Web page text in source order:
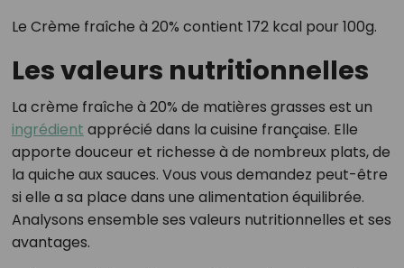
Le Crème fraîche à 20% contient 172 kcal pour 100g.
Les valeurs nutritionnelles
La crème fraîche à 20% de matières grasses est un
ingrédient apprécié dans la cuisine française. Elle
apporte douceur et richesse à de nombreux plats, de
la quiche aux sauces. Vous vous demandez peut-être
si elle a sa place dans une alimentation équilibrée.
Analysons ensemble ses valeurs nutritionnelles et ses
avantages.